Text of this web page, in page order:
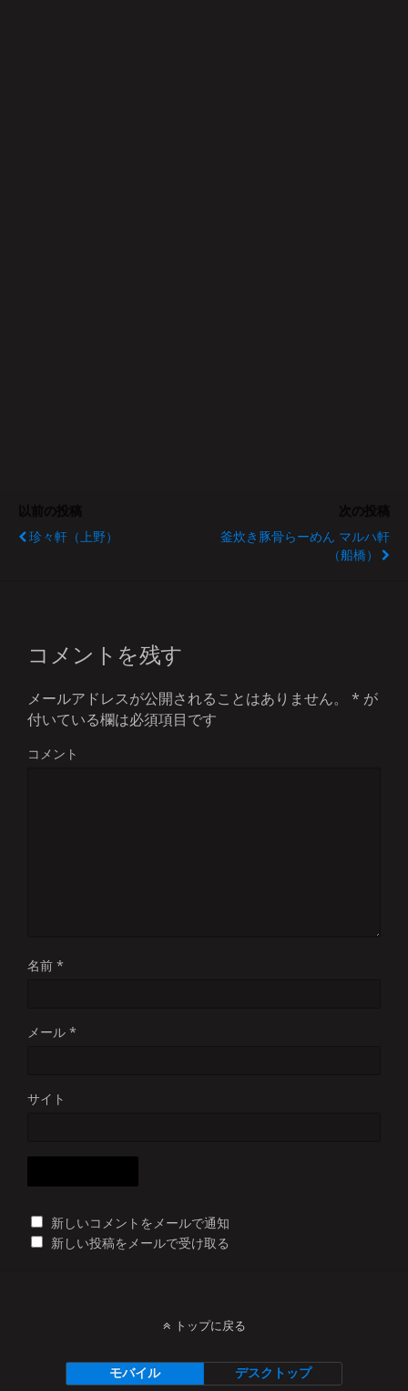
珍々軒（上野）
釜炊き豚骨らーめん マルハ軒
（船橋）
コメントを残す
メールアドレスが公開されることはありません。 * が
付いている欄は必須項目です
コメント
名前 *
メール *
サイト
新しいコメントをメールで通知
新しい投稿をメールで受け取る
トップに戻る
モバイル デスクトップ